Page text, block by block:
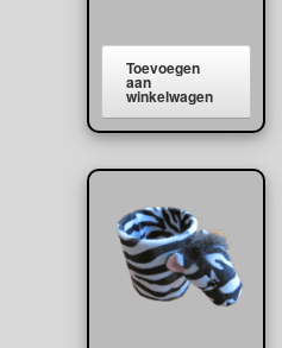
€12.95.
Toevoegen
aan
winkelwagen